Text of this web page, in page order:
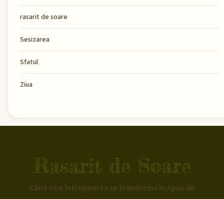
rasarit de soare
Sesizarea
Sfatul
Ziua
Rasarit de Soare
Când vine întreținerea se transforma în Apus de